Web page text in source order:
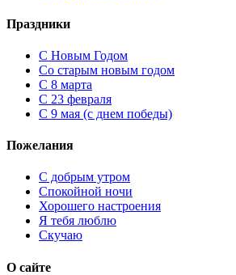
Праздники
C Новым Годом
Cо старым новым годом
С 8 марта
С 23 февраля
С 9 мая (с днем победы)
Пожелания
С добрым утром
Спокойной ночи
Хорошего настроения
Я тебя люблю
Скучаю
О сайте